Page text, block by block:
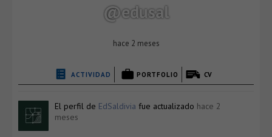
@edusal
hace 2 meses
ACTIVIDAD PORTFOLIO CV
El perfil de EdSaldivia fue actualizado hace 2
meses